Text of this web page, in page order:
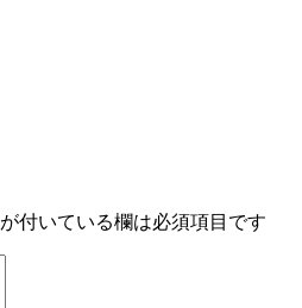
が付いている欄は必須項目です